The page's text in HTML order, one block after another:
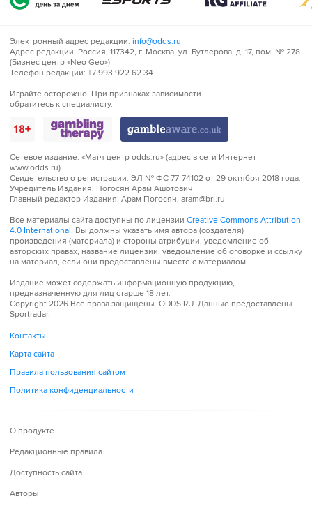
Электронный адрес редакции: info@odds.ru
Адрес редакции: Россия, 117342, г. Москва, ул. Бутлерова, д. 17, пом. № 278
(Бизнес центр «Neo Geo»)
Телефон редакции: +7 993 922 62 34
Играйте
осторожно!
Играйте осторожно. При признаках зависимости
обратитесь к специалисту.
Сетевое издание: «Матч-центр odds.ru» (адрес в сети Интернет -
www.odds.ru)
Свидетельство о регистрации: ЭЛ № ФС 77-74102 от 29 октября 2018 года.
Учредитель Издания: Погосян Арам Ашотович
Главный редактор Издания: Арам Погосян, aram@brl.ru
Все материалы сайта доступны по лицензии Creative Commons Attribution
4.0 International. Вы должны указать имя автора (создателя)
произведения (материала) и стороны атрибуции, уведомление об
авторских правах, название лицензии, уведомление об оговорке и ссылку
на материал, если они предоставлены вместе с материалом.
Издание может содержать информационную продукцию,
предназначенную для лиц старше 18 лет.
Copyright 2026 Все права защищены. ODDS.RU. Данные предоставлены
Sportradar.
Контакты
Карта сайта
Правила пользования сайтом
Политика конфиденциальности
О продукте
Редакционные правила
Доступность сайта
Авторы